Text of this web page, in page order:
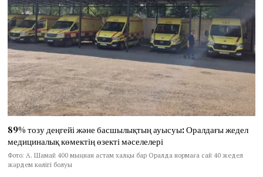
89% тозу деңгейі және басшылықтың ауысуы: Оралдағы жедел
медициналық көмектің өзекті мәселелері
Фото: А. Шамай 400 мыңнан астам халқы бар Оралда нормаға сай 40 жедел
жәрдем көлігі болуы